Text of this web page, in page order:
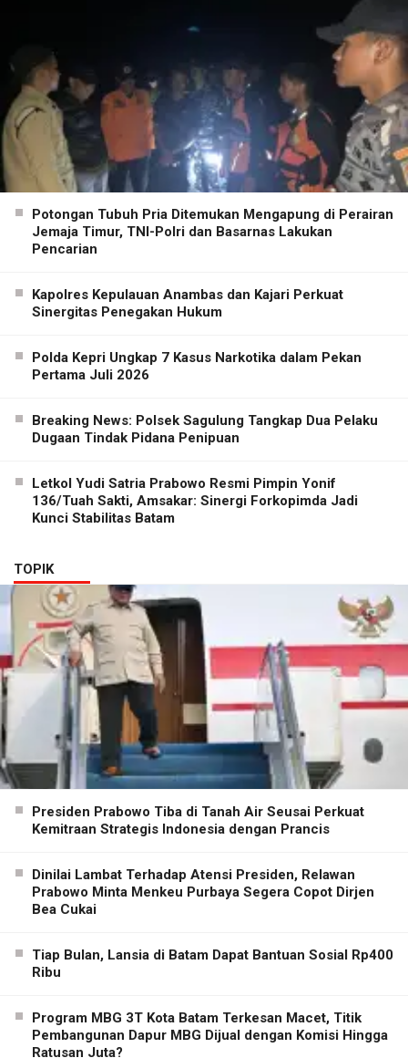
Potongan Tubuh Pria Ditemukan Mengapung di Perairan
Jemaja Timur, TNI-Polri dan Basarnas Lakukan
Pencarian
Kapolres Kepulauan Anambas dan Kajari Perkuat
Sinergitas Penegakan Hukum
Polda Kepri Ungkap 7 Kasus Narkotika dalam Pekan
Pertama Juli 2026
Breaking News: Polsek Sagulung Tangkap Dua Pelaku
Dugaan Tindak Pidana Penipuan
Letkol Yudi Satria Prabowo Resmi Pimpin Yonif
136/Tuah Sakti, Amsakar: Sinergi Forkopimda Jadi
Kunci Stabilitas Batam
TOPIK
Presiden Prabowo Tiba di Tanah Air Seusai Perkuat
Kemitraan Strategis Indonesia dengan Prancis
Dinilai Lambat Terhadap Atensi Presiden, Relawan
Prabowo Minta Menkeu Purbaya Segera Copot Dirjen
Bea Cukai
Tiap Bulan, Lansia di Batam Dapat Bantuan Sosial Rp400
Ribu
Program MBG 3T Kota Batam Terkesan Macet, Titik
Pembangunan Dapur MBG Dijual dengan Komisi Hingga
Ratusan Juta?